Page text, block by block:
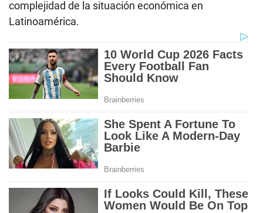
complejidad de la situación económica en
Latinoamérica.